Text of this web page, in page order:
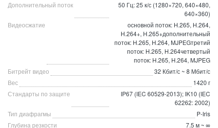
Дополнительный поток
50 Гц: 25 к/с (1280×720, 640×480,
640×360)
Видеосжатие
основной поток: H.265, H.264,
H.264+, H.265+дополнительный
поток: H.265, H.264, MJPEGтретий
поток: H.265, H.264четвертый
поток: H.265, H.264, MJPEG
Битрейт видео
32 Кбит/с ~ 8 Мбит/с
Вес
1420 г
Стандарты по защите
IP67 (IEC 60529-2013); IK10 (IEC
62262: 2002)
Тип диафрагмы
P-Iris
Глубина резкости
7.5 м ~ ∞